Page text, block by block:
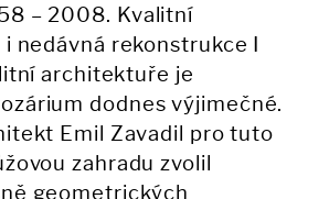
– 2008. Kvalitní
nedávná rekonstrukce I
architektuře je
dodnes výjimečné.
Emil Zavadil pro tuto
zahradu zvolil
geometrických